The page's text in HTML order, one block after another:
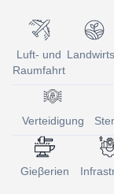
Luft- und
Raumfahrt
Verteidigung
Gieβerien